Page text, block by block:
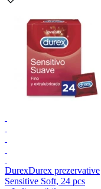
DurexDurex prezervative
Sensitive Soft, 24 pcs